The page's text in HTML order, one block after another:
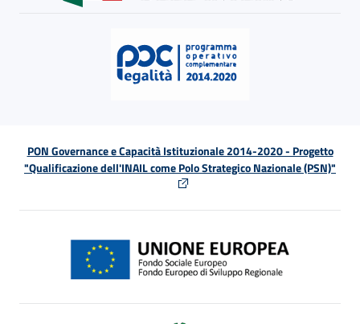
PON Governance e Capacità Istituzionale 2014-2020 - Progetto
"Qualificazione dell'INAIL come Polo Strategico Nazionale (PSN)"